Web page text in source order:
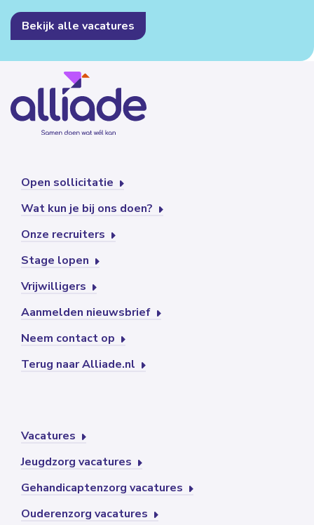
Bekijk alle vacatures
Open sollicitatie
Wat kun je bij ons doen?
Onze recruiters
Stage lopen
Vrijwilligers
Aanmelden nieuwsbrief
Neem contact op
Terug naar Alliade.nl
Vacatures
Jeugdzorg vacatures
Gehandicaptenzorg vacatures
Ouderenzorg vacatures